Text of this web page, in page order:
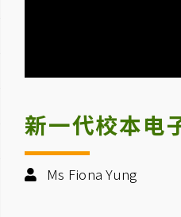
新一代校本电
Ms Fiona Yung